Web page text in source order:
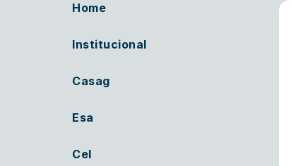
Home
Institucional
Casag
Esa
Cel